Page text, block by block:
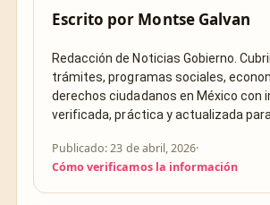
Escrito por Montse Galvan
Redacción de Noticias Gobierno.
trámites, programas sociales,
derechos ciudadanos en México con
verificada, práctica y actualizada
Publicado: 23 de abril, 2026·
Cómo verificamos la información